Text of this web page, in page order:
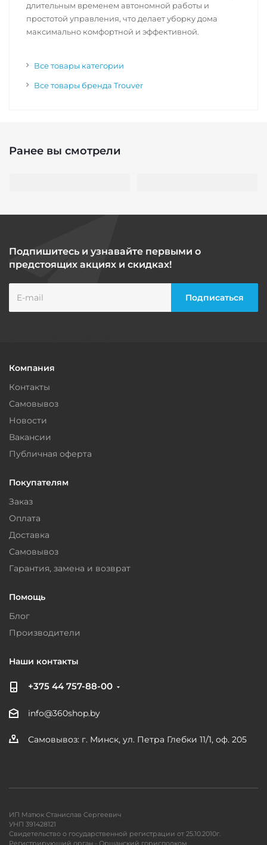
длительным временем автономной работы и
простотой управления, что делает уборку дома
максимально комфортной и эффективной.
Все товары категории
Все товары бренда Trouver
Ранее вы смотрели
Подпишитесь и узнавайте первыми о
предстоящих акциях и скидках!
Компания
Контакты
Самовывоз
Новости
Вакансии
Публичная оферта
Покупателям
Заказ
Оплата
Доставка
Самовывоз
Гарантия, замена и возврат
Помощь
Блог
Производители
Наши контакты
+375 44 757-88-00
info@360shop.by
Самовывоз: г. Минск, ул. Петра Глебки 11/1, оф. 205
ИП Матюк Станислав Сергеевич
УНП 391428121
Свидетельство о государственной регистрации от 25.10.2010г.